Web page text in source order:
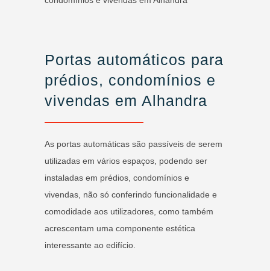
Portas automáticos para
prédios, condomínios e
vivendas em Alhandra
As portas automáticas são passíveis de serem
utilizadas em vários espaços, podendo ser
instaladas em prédios, condomínios e
vivendas, não só conferindo funcionalidade e
comodidade aos utilizadores, como também
acrescentam uma componente estética
interessante ao edifício.